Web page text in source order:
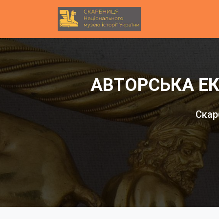
АВТОРСЬКА